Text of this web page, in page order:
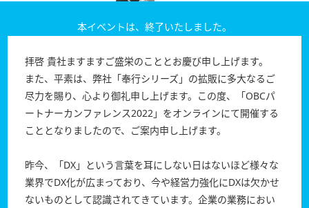
本イベントは、終了いたしました。
拝啓 貴社ますますご盛栄のこととお慶び申し上げます。
また、平素は、弊社「奉行シリーズ」の拡販に多大なるご
尽力を賜り、心より御礼申し上げます。この度、「OBCパ
ートナーカンファレンス2022」をオンラインにて開催する
こととなりましたので、ご案内申し上げます。
昨今、「DX」という言葉を耳にしない日はないほど様々な
業界でDX化が広まっており、今や経営力強化にDXは欠かせ
ないものとして認識されてきています。企業の業務におい